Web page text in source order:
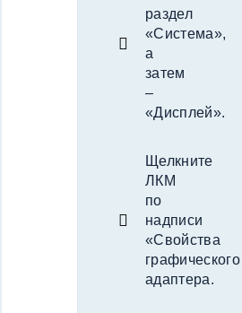
раздел
«Система»,
а
затем
–
«Дисплей».
Щелкните
ЛКМ
по
надписи
«Свойства
графического
адаптера.